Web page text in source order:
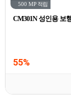
500 MP 적립
CM301N 성인용 보
55%